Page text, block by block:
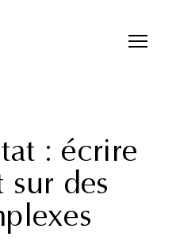
: écrire
sur des